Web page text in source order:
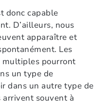
donc capable
D’ailleurs, nous
apparaître et
Les
multiples pourront
un type de
dans un autre type de
souvent à